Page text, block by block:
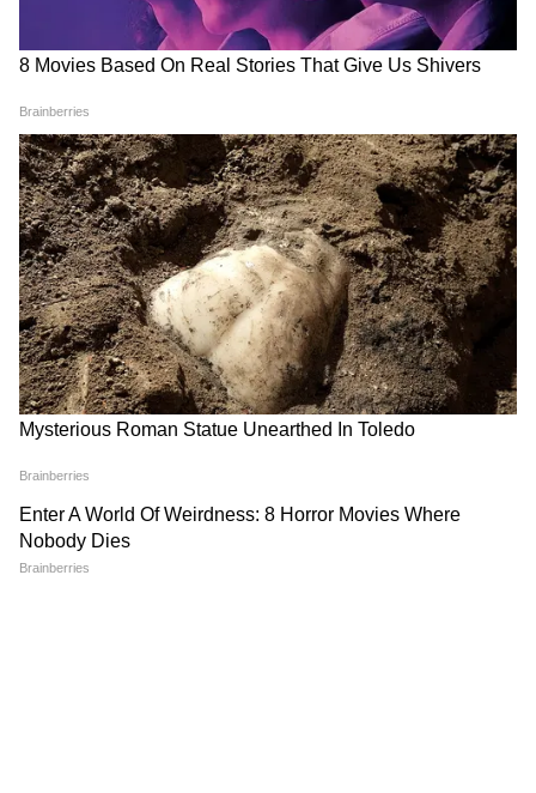
৪. আলিয়া ভাটের ছবি 'রাজি'
'রাজি' ২০১৮ সালের একটি স্পাই থ্রিলার ফিল্ম, যা
পরিচালনা করেছিলেন মেঘনা গুলজার। ছবিটি
ভিনিত জৈন, করণ জোহর, হিরু জোহর এবং অপূর্ব
মেহতা জঙ্গলি পিকচার্স ও ধর্মা প্রোডাকশনসের
ব্যানারে তৈরি করেন। এতে আলিয়া ভাটের সঙ্গে
ভিকি কৌশল, রজত কাপুর, শিশির শর্মা এবং
জয়দীপ আহলাওয়াত প্রধান চরিত্রে ছিলেন। ছবিটি
হরিেন্দর সিক্কার ২০০৮ সালের উপন্যাস 'কলিং
सहमत'-এর ওপর ভিত্তি করে তৈরি, যা একজন 'র'
পাকিস্তানের এক সেনা কর্মকর্তার পরিবারে বিয়ে
করে ভারতে তথ্য পাঠাত। আলিয়া তাঁর অসাধারণ